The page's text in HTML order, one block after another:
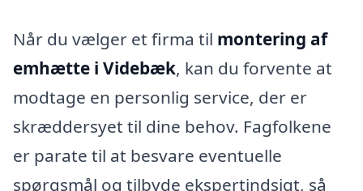
Når du vælger et firma til montering af
emhætte i Videbæk, kan du forvente at
modtage en personlig service, der er
skræddersyet til dine behov. Fagfolkene
er parate til at besvare eventuelle
spørgsmål og tilbyde ekspertindsigt, så